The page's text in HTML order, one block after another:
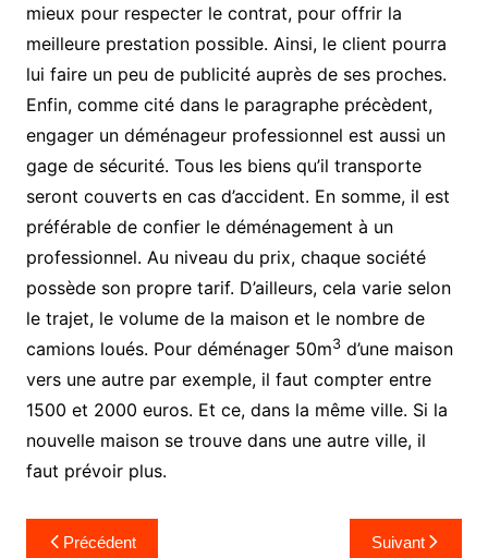
mieux pour respecter le contrat, pour offrir la
meilleure prestation possible. Ainsi, le client pourra
lui faire un peu de publicité auprès de ses proches.
Enfin, comme cité dans le paragraphe précèdent,
engager un déménageur professionnel est aussi un
gage de sécurité. Tous les biens qu’il transporte
seront couverts en cas d’accident. En somme, il est
préférable de confier le déménagement à un
professionnel. Au niveau du prix, chaque société
possède son propre tarif. D’ailleurs, cela varie selon
le trajet, le volume de la maison et le nombre de
camions loués. Pour déménager 50m3d’une maison
vers une autre par exemple, il faut compter entre
1500 et 2000 euros. Et ce, dans la même ville. Si la
nouvelle maison se trouve dans une autre ville, il
faut prévoir plus.
Navigation
Précédent Suivant